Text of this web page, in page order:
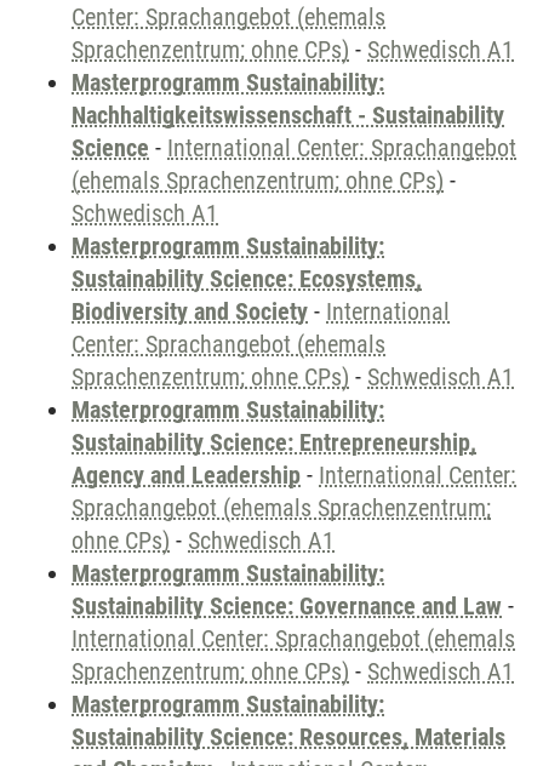
Center: Sprachangebot (ehemals
Sprachenzentrum; ohne CPs) - Schwedisch A1
Masterprogramm Sustainability:
Nachhaltigkeitswissenschaft - Sustainability
Science - International Center: Sprachangebot
(ehemals Sprachenzentrum; ohne CPs) -
Schwedisch A1
Masterprogramm Sustainability:
Sustainability Science: Ecosystems,
Biodiversity and Society - International
Center: Sprachangebot (ehemals
Sprachenzentrum; ohne CPs) - Schwedisch A1
Masterprogramm Sustainability:
Sustainability Science: Entrepreneurship,
Agency and Leadership - International Center:
Sprachangebot (ehemals Sprachenzentrum;
ohne CPs) - Schwedisch A1
Masterprogramm Sustainability:
Sustainability Science: Governance and Law -
International Center: Sprachangebot (ehemals
Sprachenzentrum; ohne CPs) - Schwedisch A1
Masterprogramm Sustainability:
Sustainability Science: Resources, Materials